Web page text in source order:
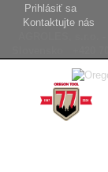
Prihlásiť sa
Kontaktujte nás